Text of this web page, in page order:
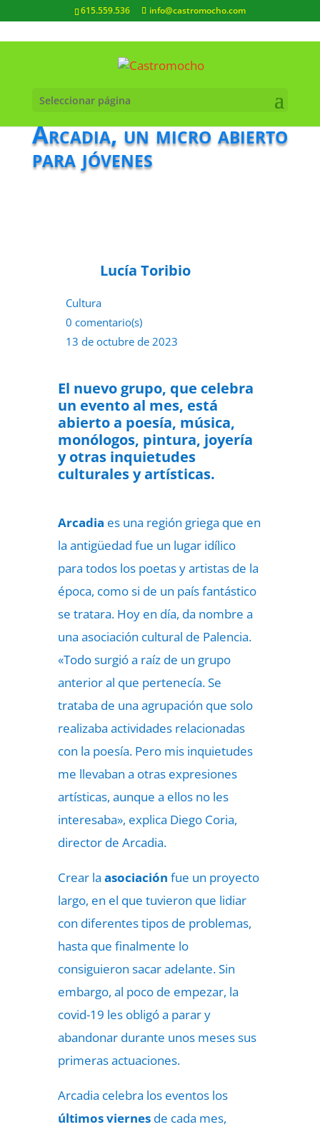
615.559.536 info@castromocho.com
Seleccionar página
Arcadia, un micro abierto
para jóvenes
Lucía Toribio
Cultura
0 comentario(s)
13 de octubre de 2023
El nuevo grupo, que celebra
un evento al mes, está
abierto a poesía, música,
monólogos, pintura, joyería
y otras inquietudes
culturales y artísticas.
Arcadia es una región griega que en
la antigüedad fue un lugar idílico
para todos los poetas y artistas de la
época, como si de un país fantástico
se tratara. Hoy en día, da nombre a
una asociación cultural de Palencia.
«Todo surgió a raíz de un grupo
anterior al que pertenecía. Se
trataba de una agrupación que solo
realizaba actividades relacionadas
con la poesía. Pero mis inquietudes
me llevaban a otras expresiones
artísticas, aunque a ellos no les
interesaba», explica Diego Coria,
director de Arcadia.
Crear la asociación fue un proyecto
largo, en el que tuvieron que lidiar
con diferentes tipos de problemas,
hasta que finalmente lo
consiguieron sacar adelante. Sin
embargo, al poco de empezar, la
covid-19 les obligó a parar y
abandonar durante unos meses sus
primeras actuaciones.
Arcadia celebra los eventos los
últimos viernesde cada mes,